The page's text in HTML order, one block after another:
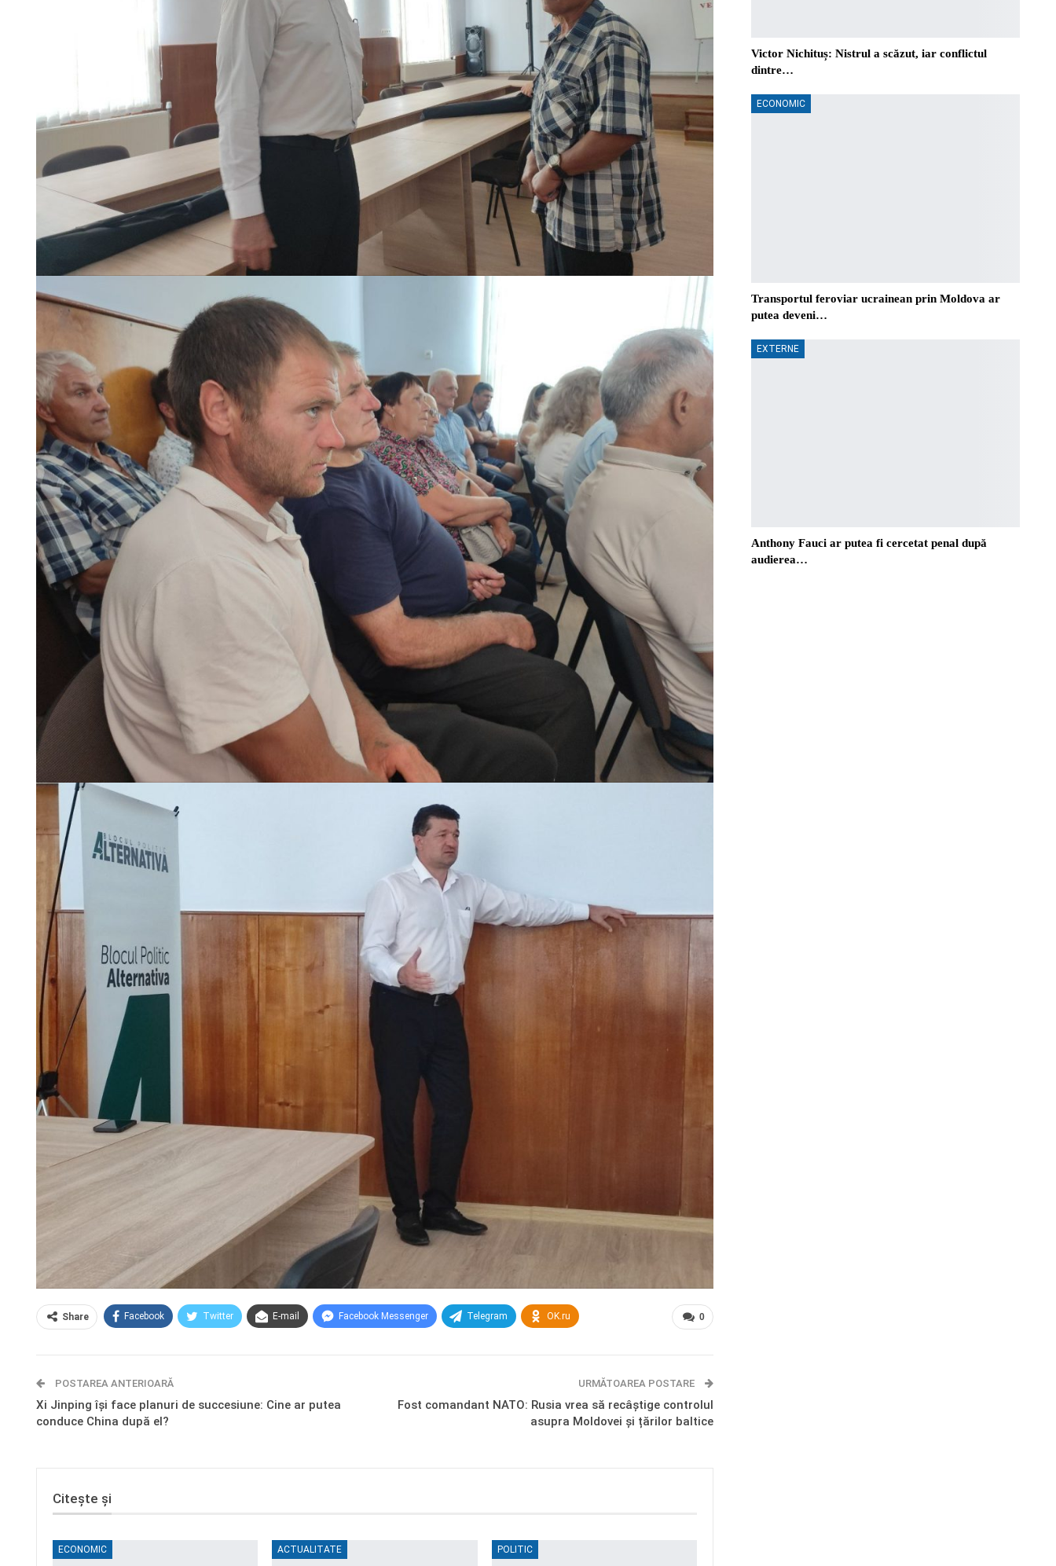
0
Share Facebook Twitter E-mail Facebook Messenger Telegram OK.ru
POSTAREA ANTERIOARĂ
Xi Jinping își face planuri de succesiune: Cine ar putea
conduce China după el?
URMĂTOAREA POSTARE
Fost comandant NATO: Rusia vrea să recâștige controlul
asupra Moldovei și țărilor baltice
Citește și
ECONOMIC ACTUALITATE POLITIC
Victor Nichituș: Nistrul a scăzut, iar conflictul
dintre…
ECONOMIC
Transportul feroviar ucrainean prin Moldova ar
putea deveni…
EXTERNE
Anthony Fauci ar putea fi cercetat penal după
audierea…